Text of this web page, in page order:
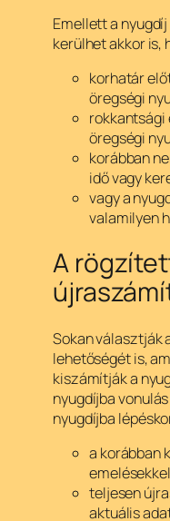
Emellett a
kerülhet akkor is,
korhatár
öregségi
rokkantsági
öregségi
korábban
idő vagy
vagy a
valamilyen
A
Sokan választják
lehetőségét is,
kiszámítják a
nyugdíjba
nyugdíjba
a korábban
teljesen
aktuális